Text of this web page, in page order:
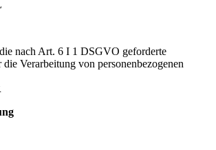
nach Art. 6 I 1 DSGVO geforderte
Verarbeitung von personenbezogenen